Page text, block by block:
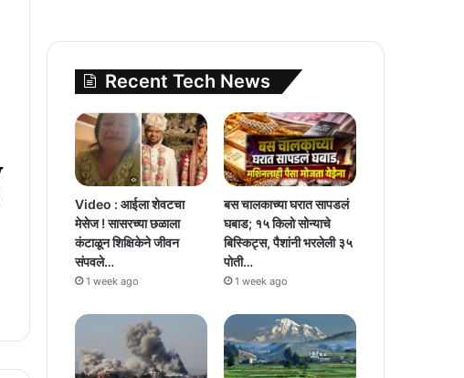
Recent Tech News
Video : आईला शेवटचा
मेसेज ! सासरच्या छळाला
कंटाळून शिक्षिकेने जीवन
संपवले…
1 week ago
बस चालकाच्या घरात सापडलं
घबाड; १५ किलो सोन्याचे
बिस्किट्स, पैशांनी भरलेली ३५
पोती…
1 week ago